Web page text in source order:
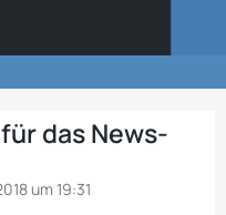
das News-
um 19:31